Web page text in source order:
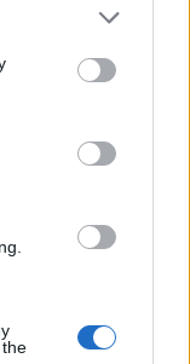
or more Google
You may click to
party tags to
in below Google